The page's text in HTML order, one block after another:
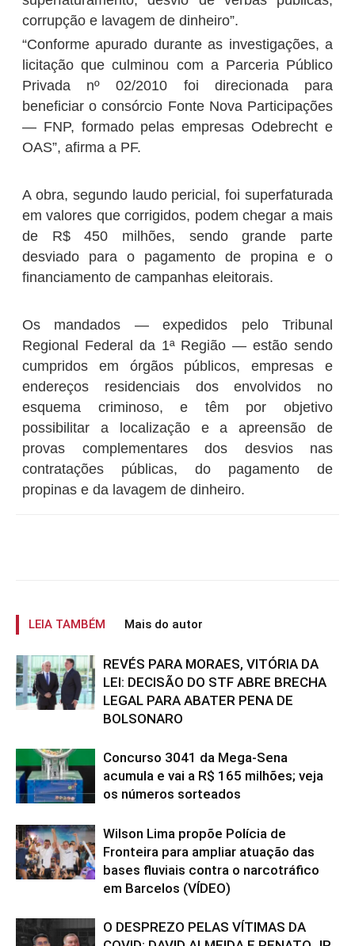
corrupção e lavagem de dinheiro”.
“Conforme apurado durante as investigações, a
licitação que culminou com a Parceria Público
Privada nº 02/2010 foi direcionada para
beneficiar o consórcio Fonte Nova Participações
— FNP, formado pelas empresas Odebrecht e
OAS”, afirma a PF.
A obra, segundo laudo pericial, foi superfaturada
em valores que corrigidos, podem chegar a mais
de R$ 450 milhões, sendo grande parte
desviado para o pagamento de propina e o
financiamento de campanhas eleitorais.
Os mandados — expedidos pelo Tribunal
Regional Federal da 1ª Região — estão sendo
cumpridos em órgãos públicos, empresas e
endereços residenciais dos envolvidos no
esquema criminoso, e têm por objetivo
possibilitar a localização e a apreensão de
provas complementares dos desvios nas
contratações públicas, do pagamento de
propinas e da lavagem de dinheiro.
LEIA TAMBÉM Mais do autor
REVÉS PARA MORAES, VITÓRIA DA
LEI: DECISÃO DO STF ABRE BRECHA
LEGAL PARA ABATER PENA DE
BOLSONARO
Concurso 3041 da Mega-Sena
acumula e vai a R$ 165 milhões; veja
os números sorteados
Wilson Lima propõe Polícia de
Fronteira para ampliar atuação das
bases fluviais contra o narcotráfico
em Barcelos (VÍDEO)
O DESPREZO PELAS VÍTIMAS DA